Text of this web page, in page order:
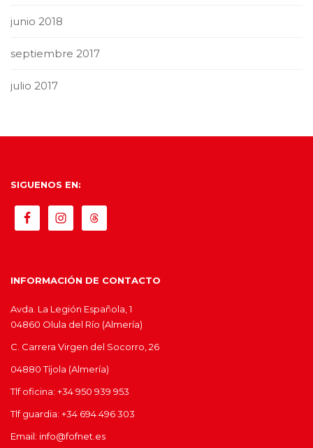
junio 2018
septiembre 2017
julio 2017
SIGUENOS EN:
INFORMACIÓN DE CONTACTO
Avda. La Legión Española, 1
04860 Olula del Río (Almería)
C. Carrera Virgen del Socorro, 26
04880 Tíjola (Almería)
Tlf oficina: +34 950 939 953
Tlf guardia: +34 694 496 303
Email: info@fofnet.es